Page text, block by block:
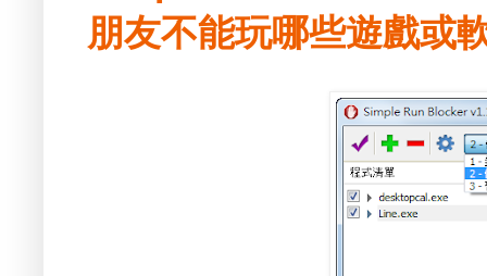
朋友不能玩哪些遊戲或